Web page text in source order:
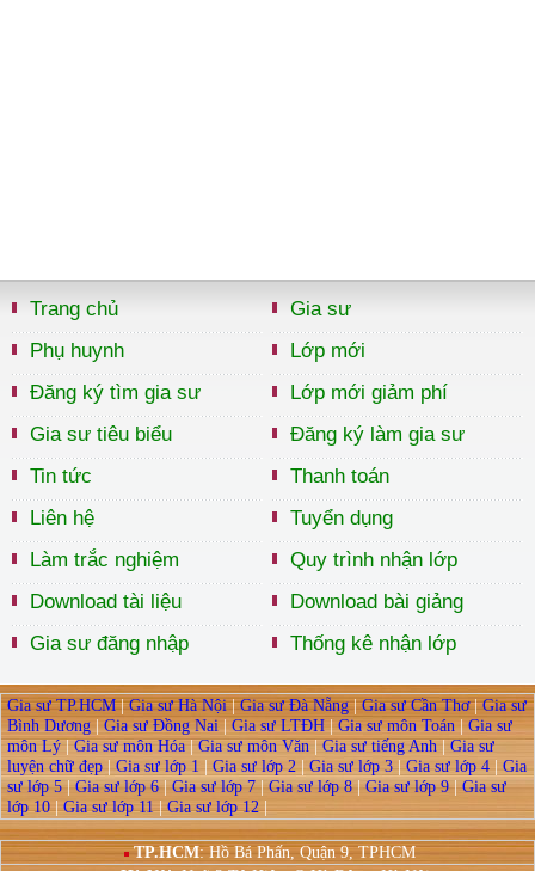
Trang chủ
Phụ huynh
Đăng ký tìm gia sư
Gia sư tiêu biểu
Tin tức
Liên hệ
Làm trắc nghiệm
Download tài liệu
Gia sư đăng nhập
Gia sư
Lớp mới
Lớp mới giảm phí
Đăng ký làm gia sư
Thanh toán
Tuyển dụng
Quy trình nhận lớp
Download bài giảng
Thống kê nhận lớp
Gia sư TP.HCM|Gia sư Hà Nội|Gia sư Đà Nẵng|Gia sư Cần Thơ|Gia sư
Bình Dương | Gia sư Đồng Nai | Gia sư LTĐH | Gia sư môn Toán | Gia sư
môn Lý|Gia sư môn Hóa|Gia sư môn Văn|Gia sư tiếng Anh|Gia sư
luyện chữ đẹp | Gia sư lớp 1 | Gia sư lớp 2 | Gia sư lớp 3 | Gia sư lớp 4 | Gia
sư lớp 5|Gia sư lớp 6|Gia sư lớp 7|Gia sư lớp 8|Gia sư lớp 9|Gia sư
lớp 10|Gia sư lớp 11|Gia sư lớp 12|
TP.HCM: Hồ Bá Phấn, Quận 9, TPHCM